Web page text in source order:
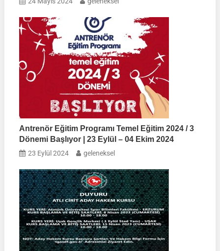
Antrenör Eğitim Programı Temel Eğitim 2024 / 3
Dönemi Başlıyor | 23 Eylül – 04 Ekim 2024
23 Eylül 2024 geleneksel